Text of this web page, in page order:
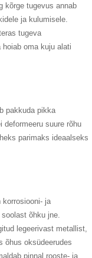
kõrge tugevus annab
ja kulumisele.
tugeva
oma kuju alati
pakkuda pikka
deformeeru suure rõhu
parimaks ideaalseks
korrosiooni- ja
õhku jne.
legeerivast metallist,
õhus oksüdeerudes
pinnal rooste- ja